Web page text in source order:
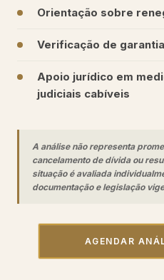
Orientação sobre
Verificação de
Apoio jurídico em
judiciais cabíveis
A análise não representa
cancelamento de dívida ou
situação é avaliada
documentação e legislação
AGENDAR